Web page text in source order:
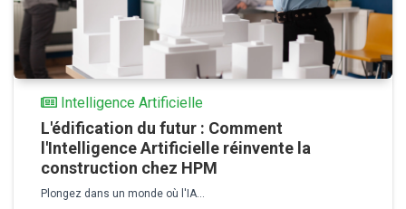
Intelligence Artificielle
L'édification du futur : Comment
l'Intelligence Artificielle réinvente la
construction chez HPM
Plongez dans un monde où l'IA...